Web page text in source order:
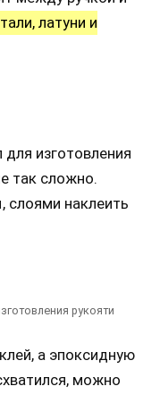
латуни и
изготовления
так сложно.
слоями наклеить
рукояти
а эпоксидную
можно